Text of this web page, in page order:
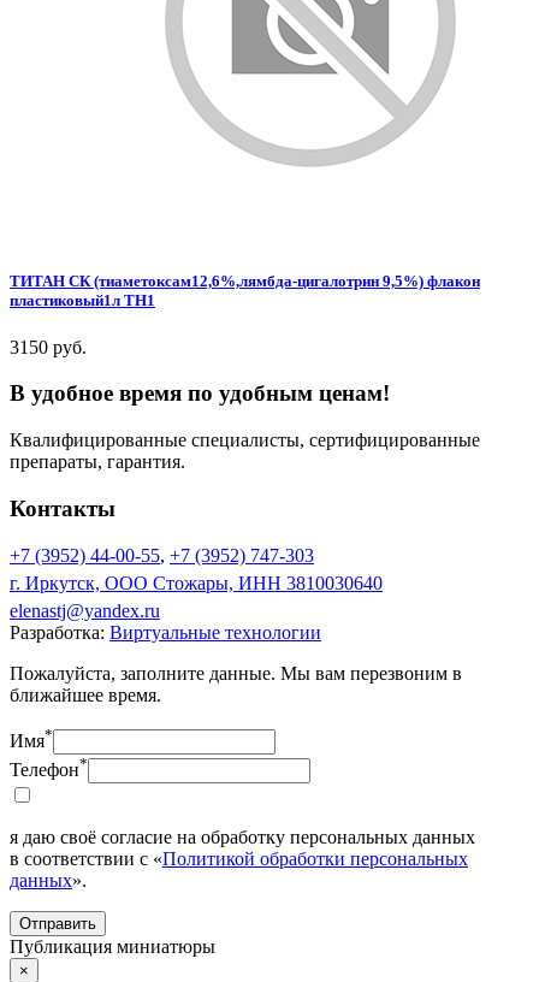
ТИТАН СК (тиаметоксам12,6%,лямбда-цигалотрин 9,5%) флакон
пластиковый1л ТН1
3150 руб.
В удобное время по удобным ценам!
Квалифицированные специалисты, сертифицированные
препараты, гарантия.
Контакты
+7 (3952) 44-00-55, +7 (3952) 747-303
г. Иркутск, ООО Стожары, ИНН 3810030640
elenastj@yandex.ru
Разработка: Виртуальные технологии
Пожалуйста, заполните данные. Мы вам перезвоним в
ближайшее время.
Имя*
Телефон*
я даю своё согласие на обработку персональных данных
в соответствии с «Политикой обработки персональных
данных».
Отправить
Публикация миниатюры
×